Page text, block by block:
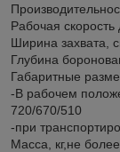
Рабочая
Ширина захвата,
Глубина
Габаритные
-В рабочем
720/670/510
-при
Масса, кг,не